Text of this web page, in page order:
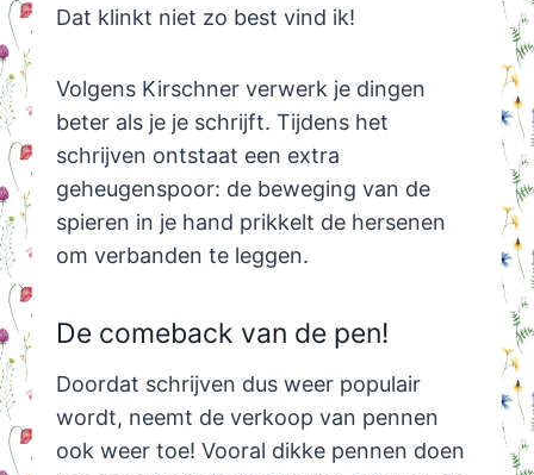
Dat klinkt niet zo best vind ik!
Volgens Kirschner verwerk je dingen
beter als je je schrijft. Tijdens het
schrijven ontstaat een extra
geheugenspoor: de beweging van de
spieren in je hand prikkelt de hersenen
om verbanden te leggen.
De comeback van de pen!
Doordat schrijven dus weer populair
wordt, neemt de verkoop van pennen
ook weer toe! Vooral dikke pennen doen